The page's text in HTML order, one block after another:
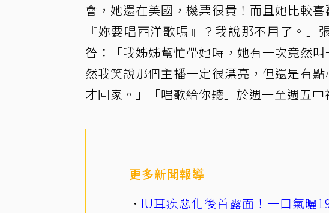
會，她還在美國，機票很貴！而且她比較
『妳要唱西洋歌嗎』？我說那不用了。
咎：「我姊姊幫忙帶她時，她有一次竟然
然我笑說那個主播一定很漂亮，但還是有
才回家。」「唱歌給你聽」於週一至週五
更多新聞報導
IU耳疾惡化後首露面！一口氣曬